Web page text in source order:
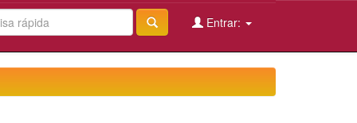
Entrar: